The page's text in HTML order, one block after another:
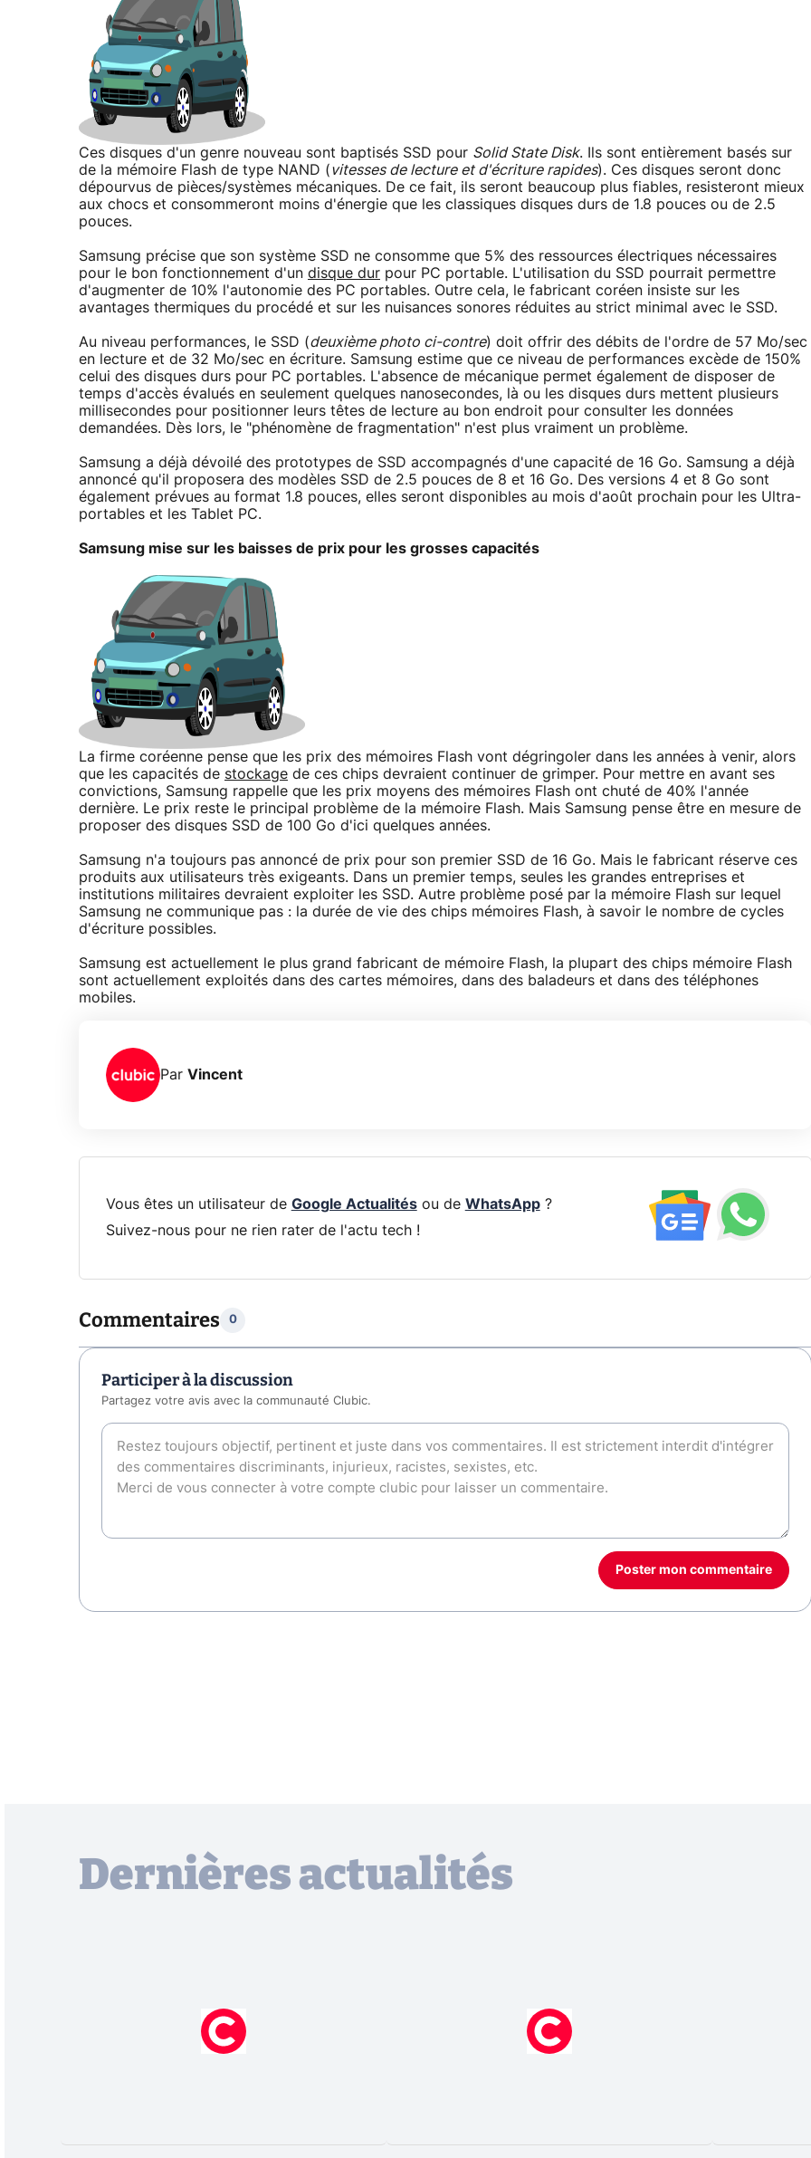
Ces disques d'un genre nouveau sont baptisés SSD pour Solid State Disk. Ils sont entièrement basés sur
de la mémoire Flash de type NAND (vitesses de lecture et d'écriture rapides). Ces disques seront donc
dépourvus de pièces/systèmes mécaniques. De ce fait, ils seront beaucoup plus fiables, resisteront mieux
aux chocs et consommeront moins d'énergie que les classiques disques durs de 1.8 pouces ou de 2.5
pouces.
Samsung précise que son système SSD ne consomme que 5% des ressources électriques nécessaires
pour le bon fonctionnement d'un disque dur pour PC portable. L'utilisation du SSD pourrait permettre
d'augmenter de 10% l'autonomie des PC portables. Outre cela, le fabricant coréen insiste sur les
avantages thermiques du procédé et sur les nuisances sonores réduites au strict minimal avec le SSD.
Au niveau performances, le SSD (deuxième photo ci-contre) doit offrir des débits de l'ordre de 57 Mo/sec
en lecture et de 32 Mo/sec en écriture. Samsung estime que ce niveau de performances excède de 150%
celui des disques durs pour PC portables. L'absence de mécanique permet également de disposer de
temps d'accès évalués en seulement quelques nanosecondes, là ou les disques durs mettent plusieurs
millisecondes pour positionner leurs têtes de lecture au bon endroit pour consulter les données
demandées. Dès lors, le "phénomène de fragmentation" n'est plus vraiment un problème.
Samsung a déjà dévoilé des prototypes de SSD accompagnés d'une capacité de 16 Go. Samsung a déjà
annoncé qu'il proposera des modèles SSD de 2.5 pouces de 8 et 16 Go. Des versions 4 et 8 Go sont
également prévues au format 1.8 pouces, elles seront disponibles au mois d'août prochain pour les Ultra-
portables et les Tablet PC.
Samsung mise sur les baisses de prix pour les grosses capacités
La firme coréenne pense que les prix des mémoires Flash vont dégringoler dans les années à venir, alors
que les capacités de stockage de ces chips devraient continuer de grimper. Pour mettre en avant ses
convictions, Samsung rappelle que les prix moyens des mémoires Flash ont chuté de 40% l'année
dernière. Le prix reste le principal problème de la mémoire Flash. Mais Samsung pense être en mesure de
proposer des disques SSD de 100 Go d'ici quelques années.
Samsung n'a toujours pas annoncé de prix pour son premier SSD de 16 Go. Mais le fabricant réserve ces
produits aux utilisateurs très exigeants. Dans un premier temps, seules les grandes entreprises et
institutions militaires devraient exploiter les SSD. Autre problème posé par la mémoire Flash sur lequel
Samsung ne communique pas : la durée de vie des chips mémoires Flash, à savoir le nombre de cycles
d'écriture possibles.
Samsung est actuellement le plus grand fabricant de mémoire Flash, la plupart des chips mémoire Flash
sont actuellement exploités dans des cartes mémoires, dans des baladeurs et dans des téléphones
mobiles.
Par Vincent
Vous êtes un utilisateur de Google Actualitésou de WhatsApp?
Suivez-nous pour ne rien rater de l'actu tech !
Commentaires 0
Participer à la discussion
Partagez votre avis avec la communauté Clubic.
Poster mon commentaire
Dernières actualités